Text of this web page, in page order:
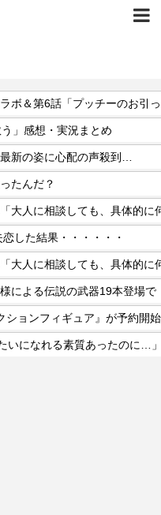
ボ＆第6話「プッチーのお引
」感想・実況まとめ
新の姿に心配の声殺到…
たんだ？
した結果・・・・・・
ションフィギュア』が予約開
たいになれる素質あったのに